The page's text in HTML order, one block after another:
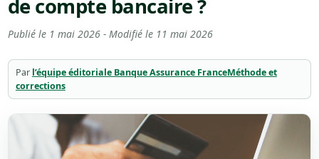
de compte bancaire ?
Publié le 1 mai 2026- Modifié le 11 mai 2026
Par l’équipe éditoriale Banque Assurance FranceMéthode et
corrections